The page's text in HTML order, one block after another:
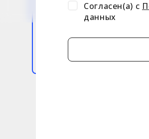
Согласен(а) с
данных